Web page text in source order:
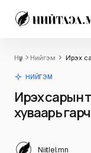
Нүүр Нийгэм Ирэх
НИЙГЭМ
Ирэх сарын
хуваарь
Niitlel.mn